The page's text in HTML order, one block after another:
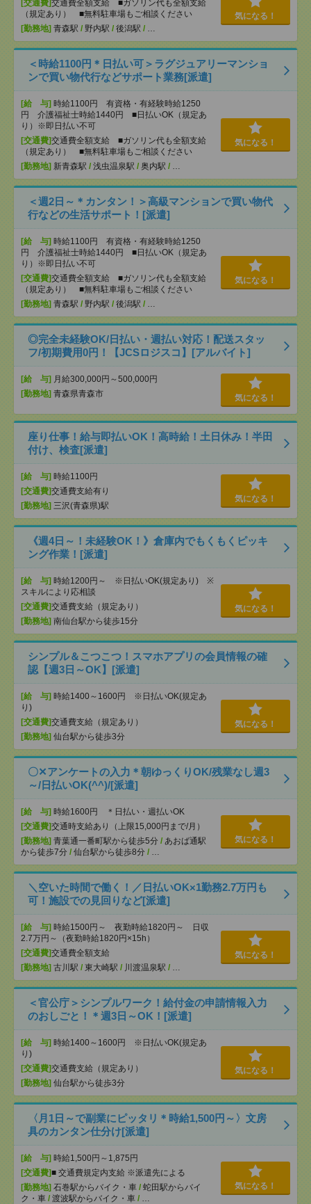
[交通費] 交通費全額支給 ■ガソリン代も全額支給
（規定あり） ■無料駐車場もご相談ください
[勤務地] 青森駅 / 野内駅 / 後潟駅 / …
気になる！
＜時給1100円＊日払い可＞ラグジュアリーマンショ
ンで買い物代行などサポート業務[派遣]
[給 与] 時給1100円 有資格・有経験時給1250
円 介護福祉士時給1440円 ■日払いOK（規定あ
り）※即日払い不可
[交通費]交通費全額支給 ■ガソリン代も全額支給
（規定あり） ■無料駐車場もご相談ください
[勤務地] 新青森駅 / 浅虫温泉駅 / 奥内駅 / …
気になる！
＜週2日～＊カンタン！＞高級マンションで買い物代
行などの生活サポート！[派遣]
[給 与] 時給1100円 有資格・有経験時給1250
円 介護福祉士時給1440円 ■日払いOK（規定あ
り）※即日払い不可
[交通費]交通費全額支給 ■ガソリン代も全額支給
（規定あり） ■無料駐車場もご相談ください
[勤務地] 青森駅 / 野内駅 / 後潟駅 / …
気になる！
◎完全未経験OK/日払い・週払い対応！配送スタッ
フ/初期費用0円！【JCSロジスコ】[アルバイト]
[給 与] 月給300,000円～500,000円
[勤務地] 青森県青森市 気になる！
座り仕事！給与即払いOK！高時給！土日休み！半田
付け、検査[派遣]
[給 与] 時給1100円
[交通費]交通費支給有り
[勤務地] 三沢(青森県)駅
気になる！
《週4日～！未経験OK！》倉庫内でもくもくピッキ
ング作業！[派遣]
[給 与] 時給1200円～ ※日払いOK(規定あり) ※
スキルにより応相談
[交通費]交通費支給（規定あり）
[勤務地] 南仙台駅から徒歩15分
気になる！
シンプル＆こつこつ！スマホアプリの会員情報の確
認【週3日～OK】[派遣]
[給 与] 時給1400～1600円 ※日払いOK(規定あ
り)
[交通費]交通費支給（規定あり）
[勤務地] 仙台駅から徒歩3分
気になる！
〇✕アンケートの入力＊朝ゆっくりOK/残業なし週3
～/日払いOK(^^)/[派遣]
[給 与] 時給1600円 ＊日払い・週払いOK
[交通費]交通時支給あり（上限15,000円まで/月）
[勤務地] 青葉通一番町駅から徒歩5分 / あおば通駅
から徒歩7分 / 仙台駅から徒歩8分 / …
気になる！
＼空いた時間で働く！／日払いOK×1勤務2.7万円も
可！施設での見回りなど[派遣]
[給 与] 時給1500円～ 夜勤時給1820円～ 日収
2.7万円～（夜勤時給1820円×15h）
[交通費]交通費全額支給
[勤務地] 古川駅 / 東大崎駅 / 川渡温泉駅 / …
気になる！
＜官公庁＞シンプルワーク！給付金の申請情報入力
のおしごと！＊週3日～OK！[派遣]
[給 与] 時給1400～1600円 ※日払いOK(規定あ
り)
[交通費]交通費支給（規定あり）
[勤務地] 仙台駅から徒歩3分
気になる！
〈月1日～で副業にピッタリ＊時給1,500円～〉文房
具のカンタン仕分け[派遣]
[給 与] 時給1,500円～1,875円
[交通費]■ 交通費規定内支給 ※派遣先による
[勤務地] 石巻駅からバイク・車 / 蛇田駅からバイ
ク・車 / 渡波駅からバイク・車 / …
気になる！